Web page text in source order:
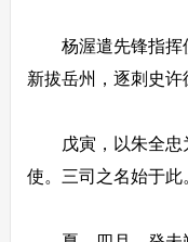
杨渥遣先锋指挥
新拔岳州，逐刺史许
戊寅，以朱全忠
使。三司之名始于此